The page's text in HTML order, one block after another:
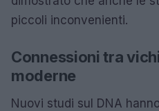
piccoli inconvenienti.
Connessioni tra
moderne
Nuovi studi sul DNA